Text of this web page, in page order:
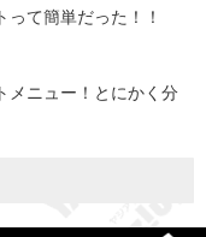
て簡単だった！！
メニュー！とにかく分